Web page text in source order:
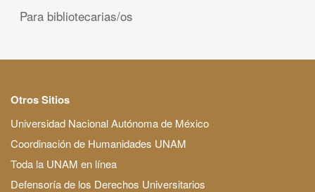
Para bibliotecarias/os
Otros Sitios
Universidad Nacional Autónoma de México
Coordinación de Humanidades UNAM
Toda la UNAM en línea
Defensoría de los Derechos Universitarios